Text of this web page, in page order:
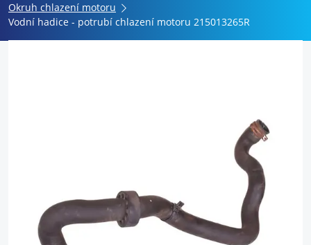
Okruh chlazení motoru
Vodní hadice - potrubí chlazení motoru 215013265R